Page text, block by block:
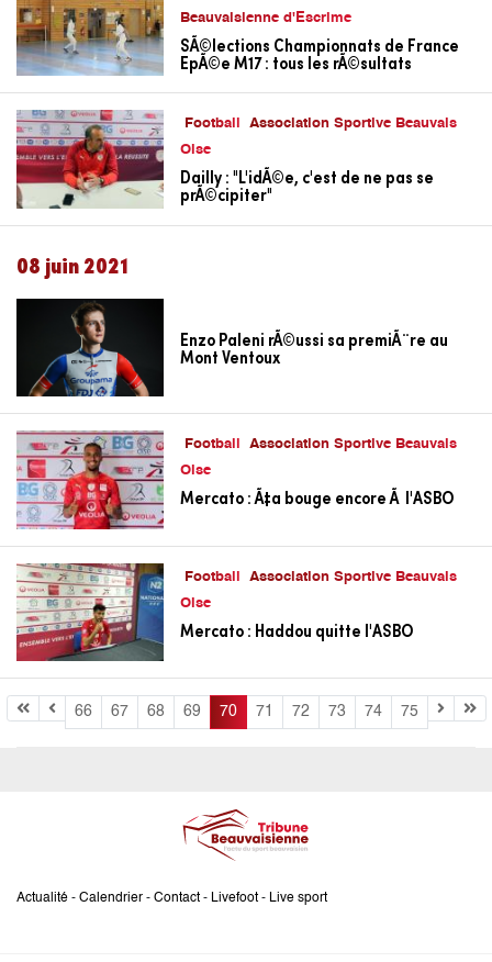
Beauvaisienne d'Escrime
SÃ©lections Championnats de France
EpÃ©e M17 : tous les rÃ©sultats
Football
Association Sportive Beauvais
Oise
Dailly : "L'idÃ©e, c'est de ne pas se
prÃ©cipiter"
08 juin 2021
Enzo Paleni rÃ©ussi sa premiÃ¨re au
Mont Ventoux
Football
Association Sportive Beauvais
Oise
Mercato : Ã‡a bouge encore Ã l'ASBO
Football
Association Sportive Beauvais
Oise
Mercato : Haddou quitte l'ASBO
66 67 68 69 70 71 72 73 74 75
Actualité - Calendrier - Contact - Livefoot - Live sport